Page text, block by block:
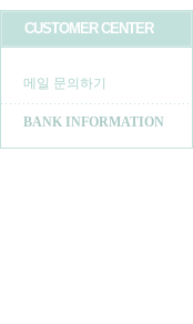
CUSTOMER CENTER
메일 문의하기
BANK INFORMATION